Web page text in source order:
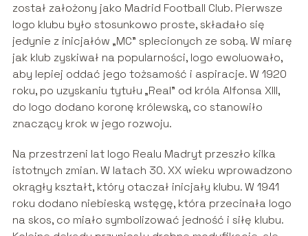
został założony jako Madrid Football Club. Pierwsze
logo klubu było stosunkowo proste, składało się
jedynie z inicjałów „MC” splecionych ze sobą. W miarę
jak klub zyskiwał na popularności, logo ewoluowało,
aby lepiej oddać jego tożsamość i aspiracje. W 1920
roku, po uzyskaniu tytułu „Real” od króla Alfonsa XIII,
do logo dodano koronę królewską, co stanowiło
znaczący krok w jego rozwoju.
Na przestrzeni lat logo Realu Madryt przeszło kilka
istotnych zmian. W latach 30. XX wieku wprowadzono
okrągły kształt, który otaczał inicjały klubu. W 1941
roku dodano niebieską wstęgę, która przecinała logo
na skos, co miało symbolizować jedność i siłę klubu.